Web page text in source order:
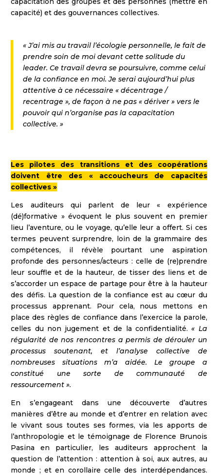
capacité) et des gouvernances collectives.
« J’ai mis au travail l’écologie personnelle, le fait de
prendre soin de moi devant cette solitude du
leader. Ce travail devra se poursuivre, comme celui
de la confiance en moi. Je serai aujourd’hui plus
attentive à ce nécessaire « décentrage /
recentrage », de façon à ne pas « dériver » vers le
pouvoir qui n’organise pas la capacitation
collective. »
Les pilotes des transitions et des coopérations
doivent être des « accoucheurs de capacités
collectives »
Les auditeurs qui parlent de leur « expérience
(dé)formative » évoquent le plus souvent en premier
lieu l’aventure, ou le voyage, qu’elle leur a offert. Si ces
termes peuvent surprendre, loin de la grammaire des
compétences, il révèle pourtant une aspiration
profonde des personnes/acteurs : celle de (re)prendre
leur souffle et de la hauteur, de tisser des liens et de
s’accorder un espace de partage pour être à la hauteur
des défis. La question de la confiance est au cœur du
processus apprenant. Pour cela, nous mettons en
place des règles de confiance dans l’exercice la parole,
celles du non jugement et de la confidentialité.« La
régularité de nos rencontres a permis de dérouler un
processus soutenant, et l’analyse collective de
nombreuses situations m’a aidée. Le groupe a
constitué une sorte de communauté de
ressourcement ».
En s’engageant dans une découverte d’autres
manières d’être au monde et d’entrer en relation avec
le vivant sous toutes ses formes, via les apports de
l’anthropologie et le témoignage de Florence Brunois
Pasina en particulier, les auditeurs approchent la
question de l’attention : attention à soi, aux autres, au
monde ; et en corollaire celle des interdépendances.